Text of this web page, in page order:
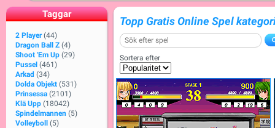
Taggar
2 Player (44)
Dragon Ball Z (4)
Shoot 'Em Up (29)
Pussel (461)
Arkad (34)
Dolda Objekt (531)
Prinsessa (2101)
Klä Upp (18042)
Spindelmannen (5)
Volleyboll
(5)
Topp Gratis Online Spel
Sortera efter